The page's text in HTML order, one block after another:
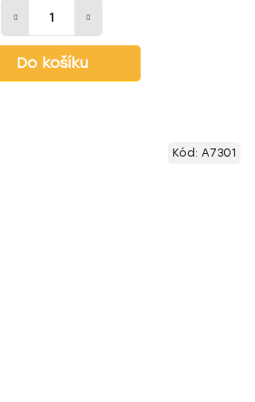
Do košíku
Kód: A7301